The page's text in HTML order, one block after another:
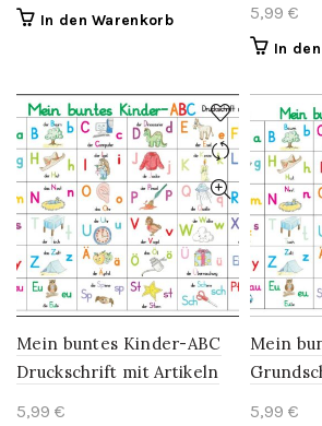
In den Warenkorb
5,99 €
In
Mein buntes Kinder-ABC
Druckschrift mit Artikeln
5,99 €
Mein
5,99 €